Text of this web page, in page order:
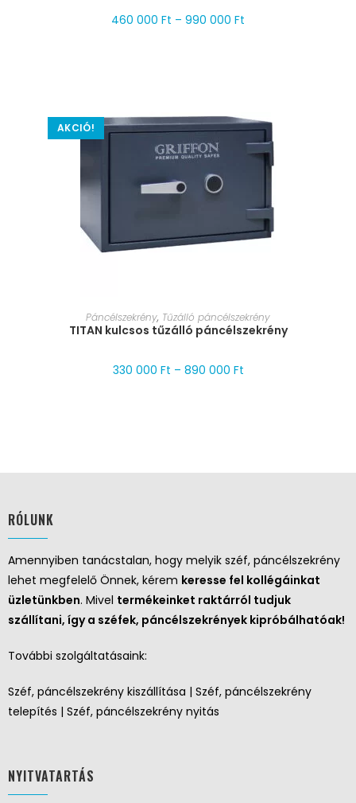
460 000 Ft – 990 000 Ft
AKCIÓ!
MÉRET VÁLASZTÁSA
Páncélszekrény, Tűzálló páncélszekrény
TITAN kulcsos tűzálló páncélszekrény
330 000 Ft – 890 000 Ft
RÓLUNK
Amennyiben tanácstalan, hogy melyik széf, páncélszekrény
lehet megfelelő Önnek, kérem keresse fel kollégáinkat
üzletünkben. Mivel termékeinket raktárról tudjuk
szállítani, így a széfek, páncélszekrények kipróbálhatóak!
További szolgáltatásaink:
Széf, páncélszekrény kiszállítása | Széf, páncélszekrény
telepítés | Széf, páncélszekrény nyitás
NYITVATARTÁS